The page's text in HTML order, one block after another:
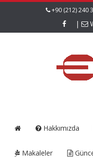
+90 (212) 240
|
Hakkımızda
Makaleler